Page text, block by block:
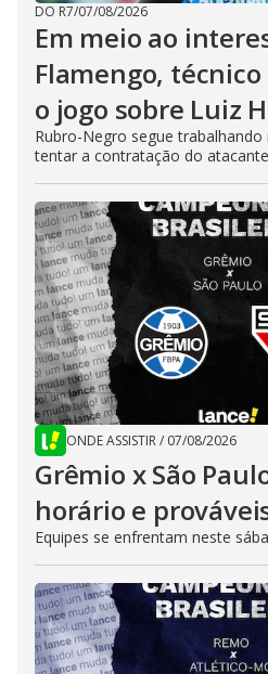
DO R7/07/08/2026
Em meio ao
Flamengo,
o jogo sobre Luiz
Rubro-Negro segue
tentar a contratação do atacante
ONDE ASSISTIR/ 07/08/2026
Grêmio x São
horário e
Equipes se enfrentam neste